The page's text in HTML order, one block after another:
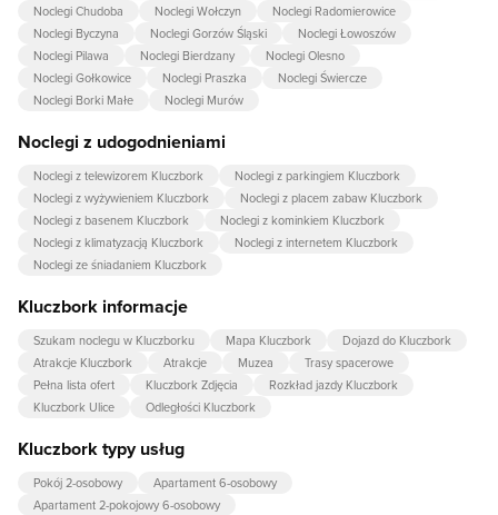
Noclegi Chudoba
Noclegi Wołczyn
Noclegi Radomierowice
Noclegi Byczyna
Noclegi Gorzów Śląski
Noclegi Łowoszów
Noclegi Pilawa
Noclegi Bierdzany
Noclegi Olesno
Noclegi Gołkowice
Noclegi Praszka
Noclegi Świercze
Noclegi Borki Małe
Noclegi Murów
Noclegi z udogodnieniami
Noclegi z telewizorem Kluczbork
Noclegi z parkingiem Kluczbork
Noclegi z wyżywieniem Kluczbork
Noclegi z placem zabaw Kluczbork
Noclegi z basenem Kluczbork
Noclegi z kominkiem Kluczbork
Noclegi z klimatyzacją Kluczbork
Noclegi z internetem Kluczbork
Noclegi ze śniadaniem Kluczbork
Kluczbork informacje
Szukam noclegu w Kluczborku Mapa Kluczbork
Dojazd do Kluczbork
Atrakcje Kluczbork
Atrakcje Muzea
Trasy spacerowe
Pełna lista ofert
Kluczbork Zdjęcia
Rozkład jazdy Kluczbork
Kluczbork Ulice
Odległości Kluczbork
Kluczbork typy usług
Pokój 2-osobowy
Apartament 6-osobowy
Apartament 2-pokojowy 6-osobowy